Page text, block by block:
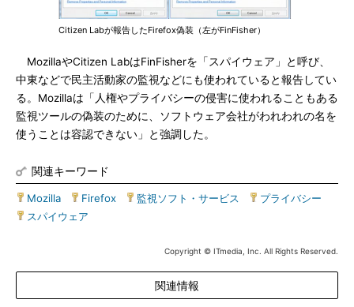
Citizen Labが報告したFirefox偽装（左がFinFisher）
MozillaやCitizen LabはFinFisherを「スパイウェア」と呼び、
中東などで民主活動家の監視などにも使われていると報告してい
る。Mozillaは「人権やプライバシーの侵害に使われることもある
監視ツールの偽装のために、ソフトウェア会社がわれわれの名を
使うことは容認できない」と強調した。
関連キーワード
Mozilla Firefox 監視ソフト・サービス プライバシー
スパイウェア
Copyright © ITmedia, Inc. All Rights Reserved.
関連情報